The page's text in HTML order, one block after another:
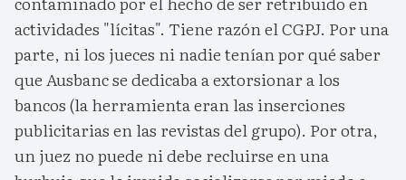
actividades "lícitas". Tiene razón el CGPJ. Por una
parte, ni los jueces ni nadie tenían por qué saber
que Ausbanc se dedicaba a extorsionar a los
bancos (la herramienta eran las inserciones
publicitarias en las revistas del grupo). Por otra,
un juez no puede ni debe recluirse en una